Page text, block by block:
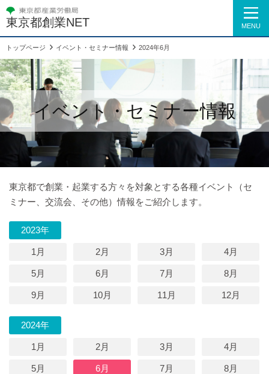
東京都創業NET MENU
トップページ イベント・セミナー情報 2024年6月
イベント・セミナー情報
東京都で創業・起業する方々を対象とする各種イベント（セ
ミナー、交流会、その他）情報をご紹介します。
2023年
1月 2月 3月 4月
5月 6月 7月 8月
9月 10月 11月 12月
2024年
1月 2月 3月 4月
5月 6月 7月 8月